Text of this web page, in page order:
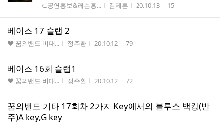
게시판명
⊂공연홍보&레슨홍... 작성자
김제훈 작성시간
20.10.13 조회수
15
베이스 17 슬랩 2
게시판명
♥ 꿈의밴드 비대... 작성자
정주환 작성시간
20.10.12 조회수
79
베이스 16회 슬랩1
게시판명
♥ 꿈의밴드 비대... 작성자
정주환 작성시간
20.10.12 조회수
72
꿈의밴드 기타 17회차 2가지 Key에서의 블루스 백킹(반
주)A key,G key